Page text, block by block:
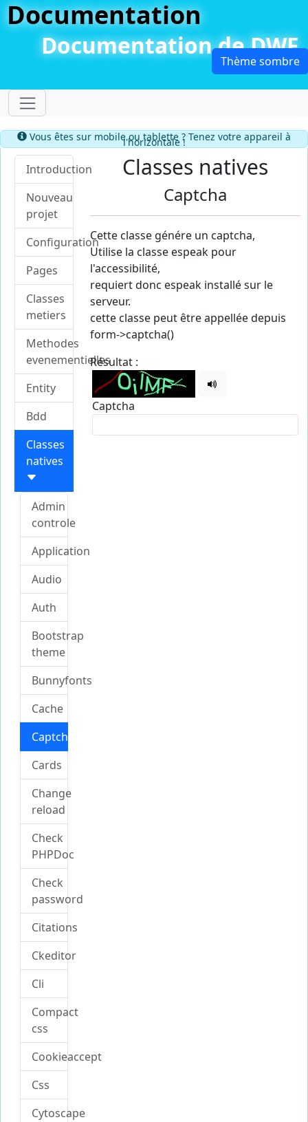
Documentation
Documentation de DWF
Dérouler le menu
Information
Vous êtes sur mobile ou tablette ? Tenez votre appareil à
l'horizontale !
Introduction
Nouveau
projet
Configuration
Pages
Classes
metiers
Methodes
evenementielles
Entity
Bdd
Classes
natives
Admin
controle
Application
Audio
Auth
Bootstrap
theme
Bunnyfonts
Cache
Captcha
Cards
Change
reload
Check
PHPDoc
Check
password
Citations
Ckeditor
Cli
Compact
css
Cookieaccept
Css
Cytoscape
Classes natives
Captcha
Cette classe génére un captcha,
Utilise la classe espeak pour
l'accessibilité,
requiert donc espeak installé sur le
serveur.
cette classe peut être appellée depuis
form->captcha()
Résultat :
Captcha